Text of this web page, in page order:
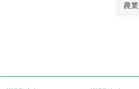
農